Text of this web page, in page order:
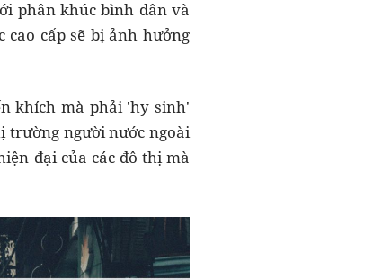
phân khúc bình dân và
cấp sẽ bị ảnh hưởng
khích mà phải 'hy sinh'
trường người nước ngoài
đại của các đô thị mà